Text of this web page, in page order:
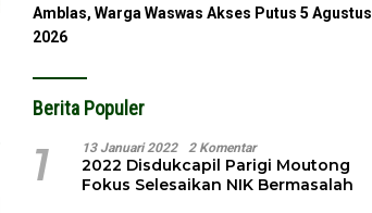
Amblas, Warga Waswas Akses Putus 5 Agustus
2026
Berita Populer
1 13 Januari 2022 2 Komentar
2022 Disdukcapil Parigi Moutong
Fokus Selesaikan NIK Bermasalah